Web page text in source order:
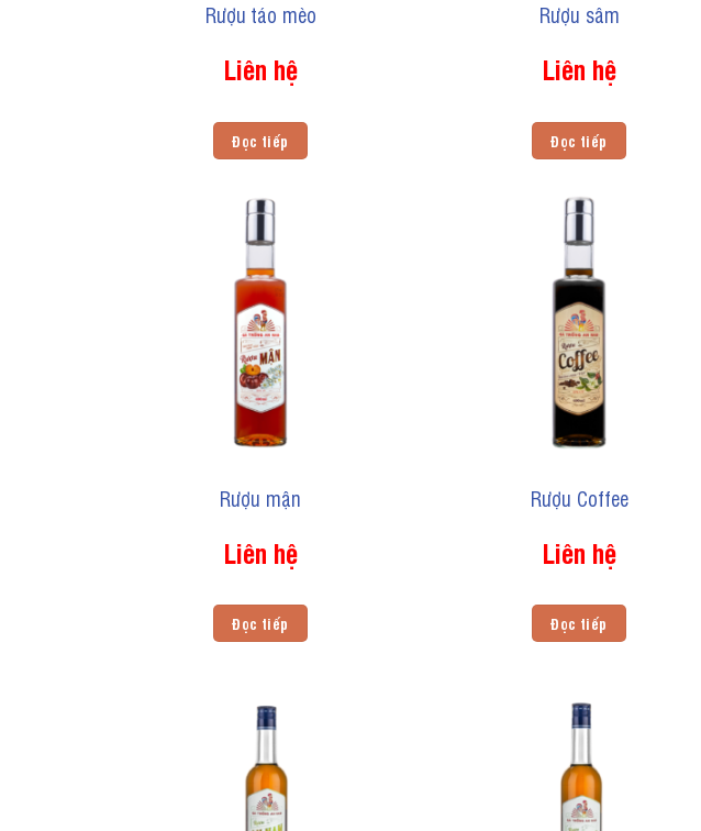
Rượu táo mèo
Liên hệ
Đọc tiếp
Rượu sâm
Liên hệ
Đọc tiếp
Rượu mận
Liên hệ
Đọc tiếp
Rượu Coffee
Liên hệ
Đọc tiếp